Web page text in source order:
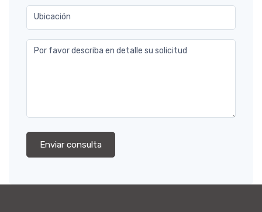
Ubicación
Por favor describa en detalle su solicitud
Enviar consulta